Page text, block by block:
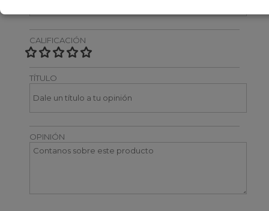
CALIFICACIÓN
TÍTULO
OPINIÓN